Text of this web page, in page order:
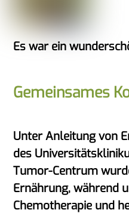
Es war ein
Gemeinsames
Unter Anleitung von
des
Tumor-Centrum
Ernährung, während
Chemotherapie und